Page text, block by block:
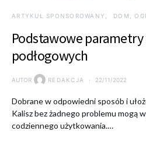
ARTYKUŁ SPONSOROWANY DOM,
Podstawowe
podłogowych
AUTOR REDAKCJA 22/11/2022
Dobrane w odpowiedni sposób i
Kalisz bez żadnego problemu mogą
codziennego użytkowania.…